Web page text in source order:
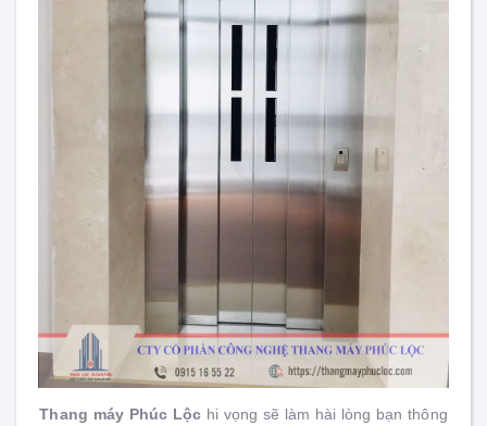
Thang máy Phúc Lộc hi vọng sẽ làm hài lòng bạn thông